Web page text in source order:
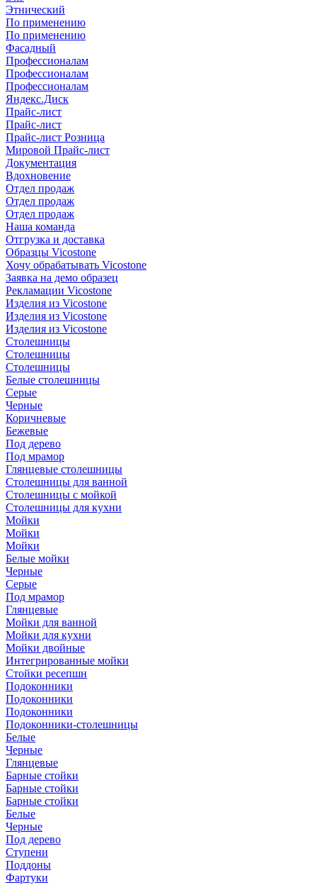
Этнический
По применению
По применению
Фасадный
Профессионалам
Профессионалам
Профессионалам
Яндекс.Диск
Прайс-лист
Прайс-лист
Прайс-лист Розница
Мировой Прайс-лист
Документация
Вдохновение
Отдел продаж
Отдел продаж
Отдел продаж
Наша команда
Отгрузка и доставка
Образцы Vicostone
Хочу обрабатывать Vicostone
Заявка на демо образец
Рекламации Vicostone
Изделия из Vicostone
Изделия из Vicostone
Изделия из Vicostone
Столешницы
Столешницы
Столешницы
Белые столешницы
Серые
Черные
Коричневые
Бежевые
Под дерево
Под мрамор
Глянцевые столешницы
Столешницы для ванной
Столешницы с мойкой
Столешницы для кухни
Мойки
Мойки
Мойки
Белые мойки
Черные
Серые
Под мрамор
Глянцевые
Мойки для ванной
Мойки для кухни
Мойки двойные
Интегрированные мойки
Стойки ресепшн
Подоконники
Подоконники
Подоконники
Подоконники-столешницы
Белые
Черные
Глянцевые
Барные стойки
Барные стойки
Барные стойки
Белые
Черные
Под дерево
Ступени
Поддоны
Фартуки